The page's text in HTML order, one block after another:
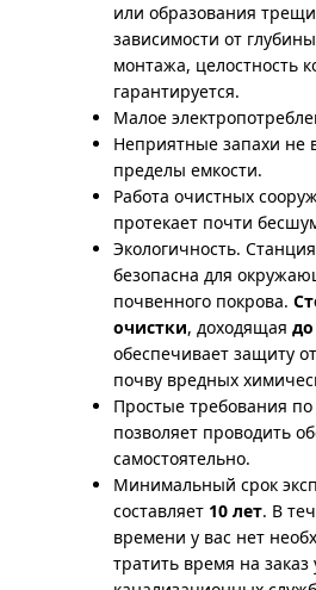
или образования
зависимости от
монтажа, целостность
гарантируется.
Малое
Неприятные запахи не
пределы емкости.
Работа очистных
протекает почти
Экологичность.
безопасна для
почвенного покрова.
очистки, доходящая до
обеспечивает защиту
почву вредных
Простые требования по
позволяет проводить
самостоятельно.
Минимальный срок
составляет 10 лет. В
времени у вас нет
тратить время на заказ